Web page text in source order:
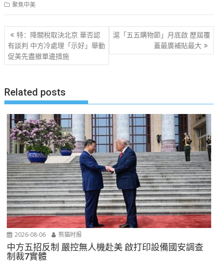
聚焦中美
文
章
导
特：降關稅取決北京 華否認
有談判 中方冷處理「示好」舉動
促美先盡撤單邊措施
滬「五五購物節」月底啟 歷屆覆
蓋最廣補貼最大
Related posts
2026-08-06 熊猫时报
中方五招反制 嚴控無人機赴美 啟打印設備國安調查
制裁7實體